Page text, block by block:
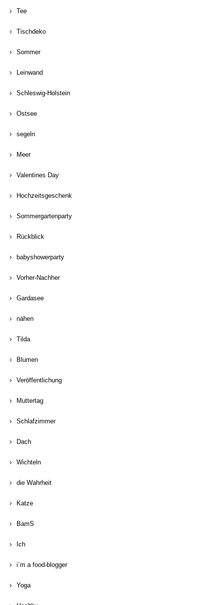
Tee
Tischdeko
Sommer
Leinwand
Schleswig-Holstein
Ostsee
segeln
Meer
Valentines Day
Hochzeitsgeschenk
Sommergartenparty
Rückblick
babyshowerparty
Vorher-Nachher
Gardasee
nähen
Tilda
Blumen
Veröffentlichung
Muttertag
Schlafzimmer
Dach
Wichteln
die Wahrheit
Katze
BamS
Ich
i´m a food-blogger
Yoga